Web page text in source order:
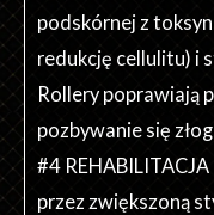
podskórnej z
redukcję cellulitu) i
Rollery poprawiają
pozbywanie się
#4
przez zwiększoną